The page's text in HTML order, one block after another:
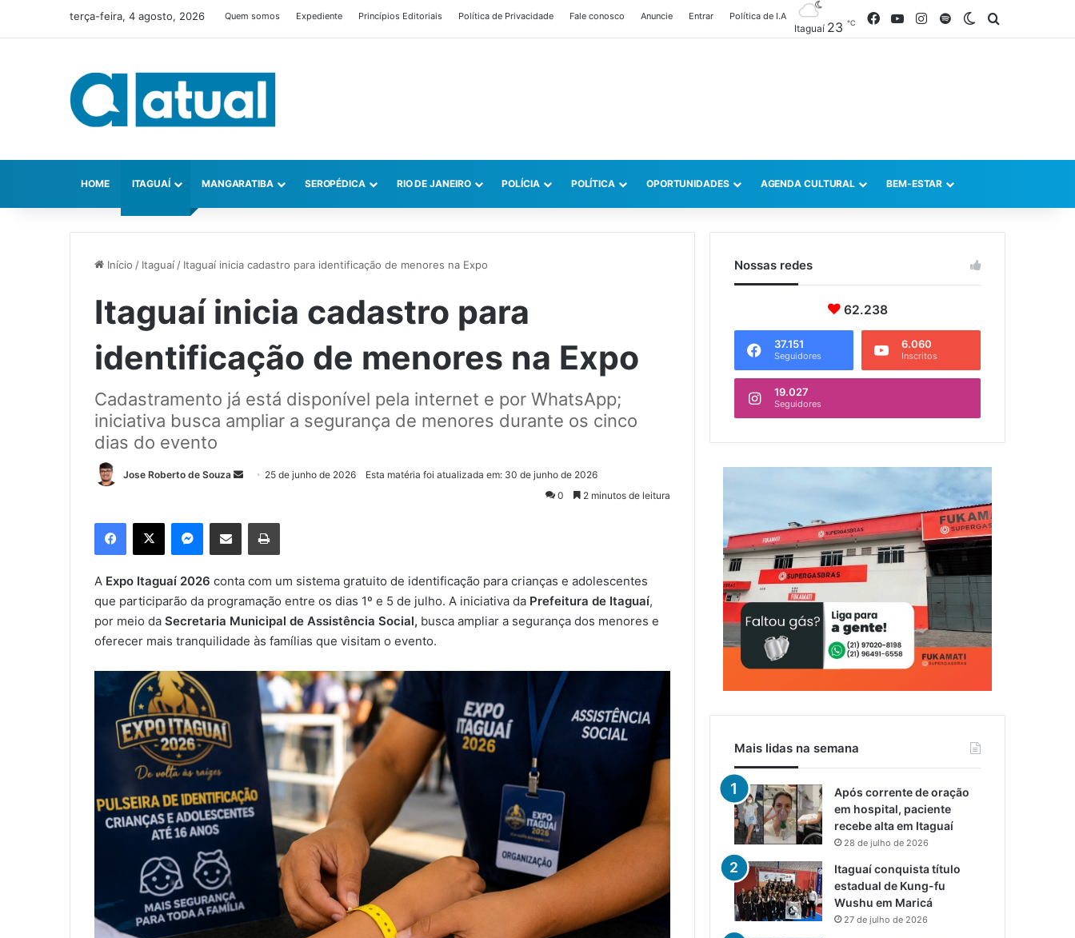
terça-feira, 4 agosto, 2026 Quem somos Expediente Princípios Editoriais Política de Privacidade Fale conosco Anuncie Entrar Política de I.A
Itaguaí 23 ℃ FacebookYouTubeInstagram
SpotifySwitch skin
HOME ITAGUAÍ MANGARATIBA SEROPÉDICA RIO DE JANEIRO POLÍCIA POLÍTICA OPORTUNIDADES AGENDA CULTURAL BEM-ESTAR
Início / Itaguaí/ Itaguaí inicia cadastro para identificação de menores na Expo
Itaguaí inicia cadastro para
identificação de menores na Expo
Cadastramento já está disponível pela internet e por WhatsApp;
iniciativa busca ampliar a segurança de menores durante os cinco
dias do evento
Jose Roberto de Souza
e
e
-
m
25 de junho de 2026
Esta matéria foi atualizada em: 30 de junho de 2026
0
2 minutos de leitura
A Expo Itaguaí 2026 conta com um sistema gratuito de identificação para crianças e adolescentes
que participarão da programação entre os dias 1º e 5 de julho. A iniciativa da Prefeitura de Itaguaí,
por meio da Secretaria Municipal de Assistência Social, busca ampliar a segurança dos menores e
oferecer mais tranquilidade às famílias que visitam o evento.
Nossas redes
62.238
37.151
Seguidores
6.060
Inscritos
19.027
Seguidores
Mais lidas na semana
Após corrente de oração
em hospital, paciente
recebe alta em Itaguaí
28 de julho de 2026
Itaguaí conquista título
estadual de Kung-fu
Wushu em Maricá
27 de julho de 2026